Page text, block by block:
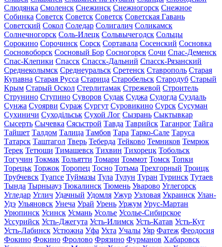
Слюдянка Смоленск Снежинск Снежногорск Снежное
Собинка Советск Советск Советск Советская Гавань
Советский Сокол Соледар Солигалич Соликамск
Солнечногорск Соль-Илецк Сольвычегодск Сольцы
Сорокино Сорочинск Сорск Сортавала Сосенский Сосновка
Сосновоборск Сосновый Бор Сосногорск Сочи Спас-Деменск
Спас-Клепики Спасск Спасск-Дальний Спасск-Рязанский
Среднеколымск Среднеуральск Сретенск Ставрополь Старая
Купавна Старая Русса Старица Старобельск Стародуб Старый
Крым Старый Оскол Стерлитамак Стрежевой Строитель
Струнино Ступино Суворов Судак Суджа Судогда Суздаль
Сунжа Суоярви Сураж Сургут Суровикино Сурск Сусуман
Сухиничи Суходільськ Сухой Лог Сызрань Сыктывкар
Сысерть Сычевка Сясьстрой Тавда Таврийск Таганрог Тайга
Тайшет Талдом Талица Тамбов Тара Тарко-Сале Таруса
Татарск Таштагол Тверь Теберда Тейково Темников Темрюк
Терек Тетюши Тимашевск Тихвин Тихорецк Тобольск
Тогучин Токмак Тольятти Томари Томмот Томск Топки
Торецьк Торжок Торопец Тосно Тотьма Трехгорный Троицк
Трубчевск Туапсе Туймазы Тула Тулун Туран Туринск Тутаев
Тында Тырныауз Тюкалинск Тюмень Уварово Углегорск
Угледар Углич Удачный Удомля Ужур Узловая Украинск Улан-
Удэ Ульяновск Унеча Урай Урень Уржум Урус-Мартан
Урюпинск Усинск Усмань Усолье Усолье-Сибирское
Уссурийск Усть-Джегута Усть-Илимск Усть-Катав Усть-Кут
Усть-Лабинск Устюжна Уфа Ухта Учалы Уяр Фатеж Феодосия
Фокино Фокино Фролово Фрязино Фурманов Хабаровск